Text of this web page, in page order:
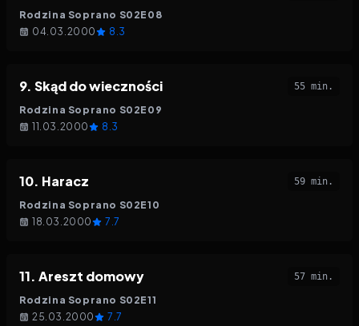
Rodzina Soprano S02E 08
04.03.2000
8.3
9. Skąd do wieczności 55 min.
Rodzina Soprano S02E 09
11.03.2000
8.3
10. Haracz 59 min.
Rodzina Soprano S02E10
18.03.2000
7.7
11. Areszt domowy 57 min.
Rodzina Soprano S02E11
25.03.2000
7.7